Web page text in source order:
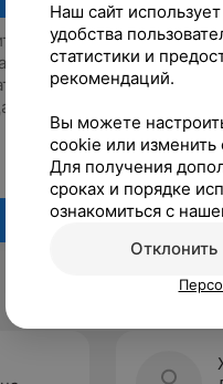
Наш сайт
удобства
статистики и
рекомендаций.
Вы можете
cookie или изменить
Для получения
сроках и порядке
ознакомиться с
Отклонить